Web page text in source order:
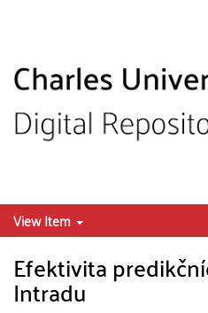
View Item
Efektivita
Intradu